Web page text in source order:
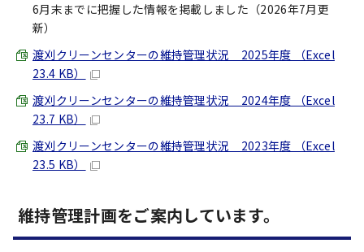
6月末までに把握した情報を掲載しました（2026年7月更
新）
渡刈クリーンセンターの維持管理状況 2025年度 （Excel
23.4 KB）
渡刈クリーンセンターの維持管理状況 2024年度 （Excel
23.7 KB）
渡刈クリーンセンターの維持管理状況 2023年度 （Excel
23.5 KB）
維持管理計画をご案内しています。